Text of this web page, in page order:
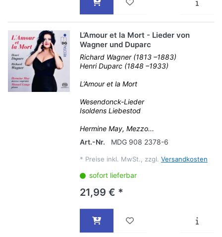
L’Amour et la Mort - Lieder von
Wagner und Duparc
Richard Wagner (1813 –1883)
Henri Duparc (1848 –1933)
L’Amour et la Mort
Wesendonck-Lieder
Isoldens Liebestod
Hermine May, Mezzo...
Art.-Nr.
MDG 908 2378-6
* Preise inkl. MwSt., zzgl. Versandkosten
sofort lieferbar
21,99 € *